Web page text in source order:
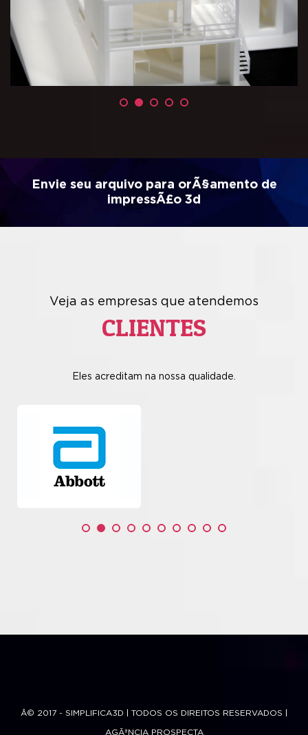
Envie seu arquivo para orÃ§amento de
impressÃ£o 3d
Veja as empresas que atendemos
CLIENTES
Eles acreditam na nossa qualidade.
Â© 2017 - SIMPLIFICA3D | TODOS OS DIREITOS RESERVADOS |
AGÃªNCIA PROSPECTA